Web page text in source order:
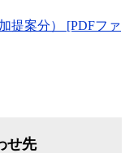
提案分） [PDFファ
せ先